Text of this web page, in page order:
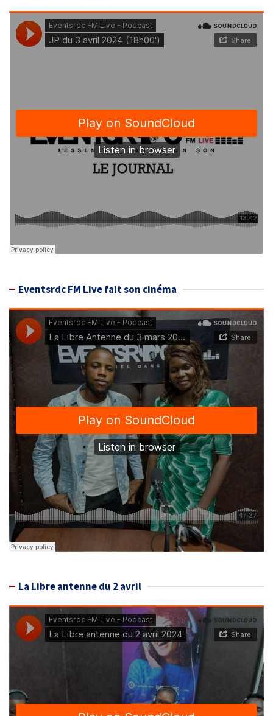
Eventsrdc FM Live fait son cinéma
La Libre antenne du 2 avril